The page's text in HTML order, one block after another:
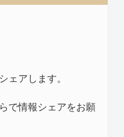
ェアします。
で情報シェアをお願